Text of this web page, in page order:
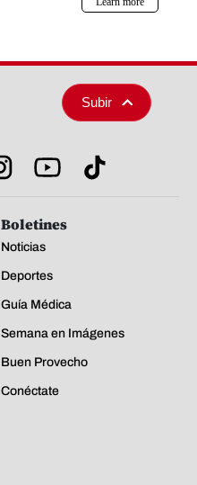
Subir
Boletines
Noticias
Deportes
Guía Médica
Semana en Imágenes
Buen Provecho
Conéctate